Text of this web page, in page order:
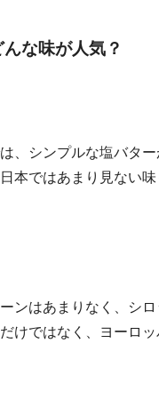
な味が人気？
、シンプルな塩バタ
本ではあまり見ない
ンはあまりなく、シ
だけではなく、ヨーロ